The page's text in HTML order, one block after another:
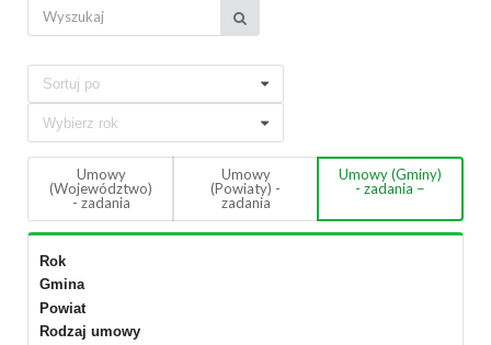
Sortuj po
Wybierz rok
Umowy
(Województwo)
- zadania
Umowy
(Powiaty) -
zadania
Umowy (Gminy)
- zadania
Rok
Gmina
Powiat
Rodzaj umowy